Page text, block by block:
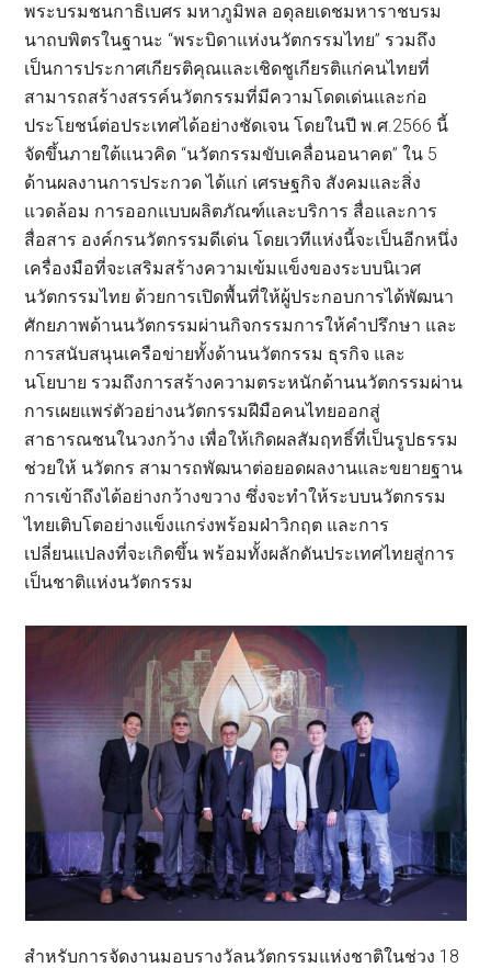
พระบรมชนกาธิเบศร มหาภูมิพล อดุลยเดชมหาราชบรม
นาถบพิตรในฐานะ “พระบิดาแห่งนวัตกรรมไทย” รวมถึง
เป็นการประกาศเกียรติคุณและเชิดชูเกียรติแก่คนไทยที่
สามารถสร้างสรรค์นวัตกรรมที่มีความโดดเด่นและก่อ
ประโยชน์ต่อประเทศได้อย่างชัดเจน โดยในปี พ.ศ.2566 นี้
จัดขึ้นภายใต้แนวคิด “นวัตกรรมขับเคลื่อนอนาคต” ใน 5
ด้านผลงานการประกวด ได้แก่ เศรษฐกิจ สังคมและสิ่ง
แวดล้อม การออกแบบผลิตภัณฑ์และบริการ สื่อและการ
สื่อสาร องค์กรนวัตกรรมดีเด่น โดยเวทีแห่งนี้จะเป็นอีกหนึ่ง
เครื่องมือที่จะเสริมสร้างความเข้มแข็งของระบบนิเวศ
นวัตกรรมไทย ด้วยการเปิดพื้นที่ให้ผู้ประกอบการได้พัฒนา
ศักยภาพด้านนวัตกรรมผ่านกิจกรรมการให้คำปรึกษา และ
การสนับสนุนเครือข่ายทั้งด้านนวัตกรรม ธุรกิจ และ
นโยบาย รวมถึงการสร้างความตระหนักด้านนวัตกรรมผ่าน
การเผยแพร่ตัวอย่างนวัตกรรมฝีมือคนไทยออกสู่
สาธารณชนในวงกว้าง เพื่อให้เกิดผลสัมฤทธิ์ที่เป็นรูปธรรม
ช่วยให้ นวัตกร สามารถพัฒนาต่อยอดผลงานและขยายฐาน
การเข้าถึงได้อย่างกว้างขวาง ซึ่งจะทำให้ระบบนวัตกรรม
ไทยเติบโตอย่างแข็งแกร่งพร้อมฝ่าวิกฤต และการ
เปลี่ยนแปลงที่จะเกิดขึ้น พร้อมทั้งผลักดันประเทศไทยสู่การ
เป็นชาติแห่งนวัตกรรม
สำหรับการจัดงานมอบรางวัลนวัตกรรมแห่งชาติในช่วง 18